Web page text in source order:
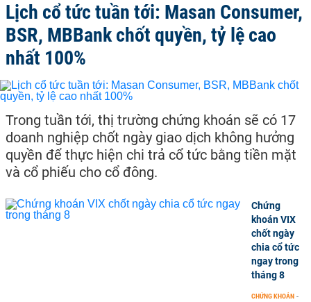
Lịch cổ tức tuần tới: Masan Consumer,
BSR, MBBank chốt quyền, tỷ lệ cao
nhất 100%
Trong tuần tới, thị trường chứng khoán sẽ có 17
doanh nghiệp chốt ngày giao dịch không hưởng
quyền để thực hiện chi trả cổ tức bằng tiền mặt
và cổ phiếu cho cổ đông.
Chứng
khoán VIX
chốt ngày
chia cổ tức
ngay trong
tháng 8
CHỨNG KHOÁN -